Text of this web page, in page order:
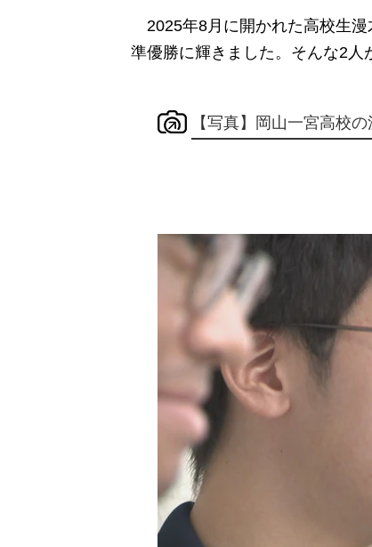
2025年8月に開かれた高校生漫
準優勝に輝きました。そんな2人
【写真】岡山一宮高校